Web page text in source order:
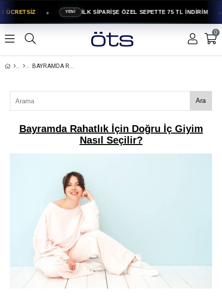
ÜCRETSİZ YENİ İLK SİPARİŞE ÖZEL SEPETTE 75 TL İNDİRİM
0
BAYRAMDA RAHATLIK İÇIN DOĞRU İÇ GIYIM NASIL SEÇILIR?
Ara
Bayramda Rahatlık İçin Doğru İç Giyim
Nasıl Seçilir?